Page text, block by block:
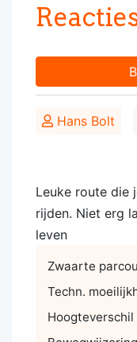
Hans Bolt
Leuke route die
rijden. Niet erg
leven
Zwaarte
Techn.
Hoogteverschil